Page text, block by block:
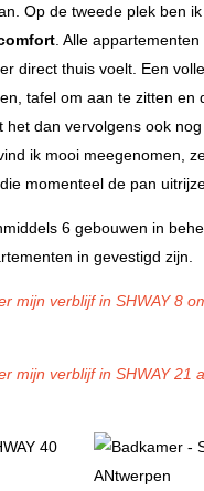
Op de tweede plek ben
. Alle
direct thuis voelt. Een
tafel om aan te zitten en
het dan vervolgens ook
ik mooi meegenomen,
momenteel de pan
6 gebouwen in
in gevestigd zijn.
mijn verblijf in SHWAY 8
mijn verblijf in SHWAY 21